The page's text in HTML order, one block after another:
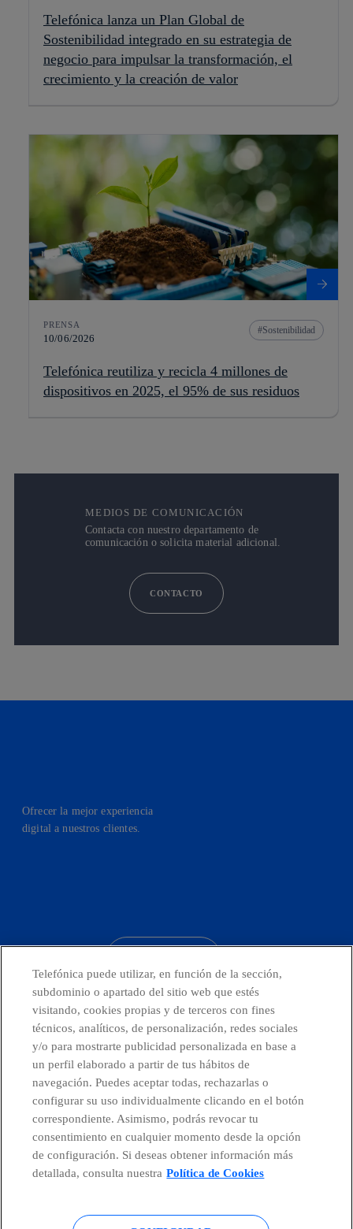
Telefónica lanza un Plan Global de
Sostenibilidad integrado en su estrategia de
negocio para impulsar la transformación, el
crecimiento y la creación de valor
PRENSA
10/06/2026
Sostenibilidad
Telefónica reutiliza y recicla 4 millones de
dispositivos en 2025, el 95% de sus residuos
MEDIOS DE COMUNICACIÓN
Contacta con nuestro departamento de
comunicación o solicita material adicional.
CONTACTO
Ofrecer la mejor experiencia
digital a nuestros clientes.
Países y Unidades emergentes
Canal de Denuncias
Centro Global Transparencia
Telefónica puede utilizar, en función de la sección,
subdominio o apartado del sitio web que estés
visitando, cookies propias y de terceros con fines
técnicos, analíticos, de personalización, redes sociales
y/o para mostrarte publicidad personalizada en base a
un perfil elaborado a partir de tus hábitos de
navegación. Puedes aceptar todas, rechazarlas o
configurar su uso individualmente clicando en el botón
correspondiente. Asimismo, podrás revocar tu
consentimiento en cualquier momento desde la opción
de configuración. Si deseas obtener información más
detallada, consulta nuestra Política de Cookies